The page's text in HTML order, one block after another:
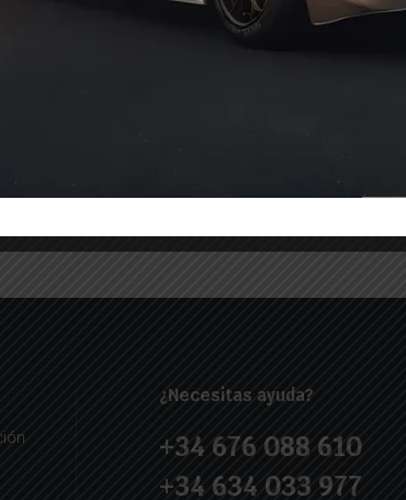
electrónicos
sobre nuevos
mucho más.
últimas
y cupones. ¡No
¿Necesitas ayuda?
+34 676 088 610
+34 634 033 977